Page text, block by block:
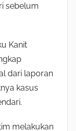
sebelum
Kanit
dari laporan
kasus
melakukan